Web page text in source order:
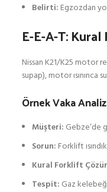
Belirti: Egzozdan
E-E-A-T:
Nissan K21/K25 motor
supap), motor ısınınca
Örnek Vaka
Müşteri: Gebze’de
Sorun: Forklift
Kural Forklift
Tespit: Gaz